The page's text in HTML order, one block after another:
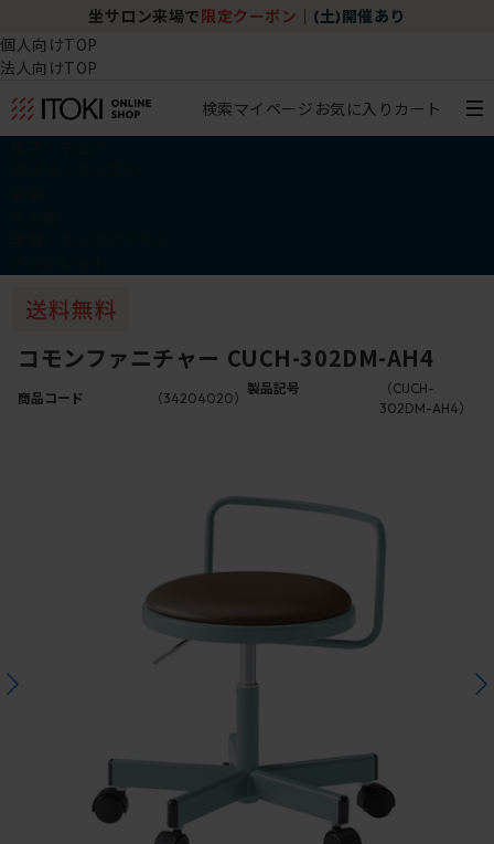
坐サロン来場で 限定クーポン (土)開催あり
個人向けTOP
法人向けTOP
検索マイページ お気に入り カート
コモンファニチャー CUCH-302DM-AH4
商品コード （34204020）
製品記号
（CUCH-
302DM-AH4）